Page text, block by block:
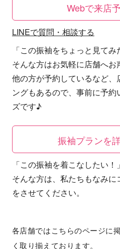
Webで来店
LINEで質問・相談する
「この振袖をちょっと見てみ
そんな方はお気軽に店舗へお
他の方が予約しているなど、
ングもあるので、事前に予
ズです♪
振袖プランを
「この振袖を着こなしたい！」
そんな方は、私たちもなみ
をさせてください。
各店舗ではこちらのページに
く取り揃えております。